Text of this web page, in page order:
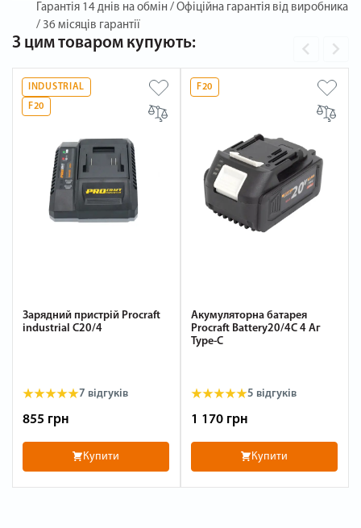
Гарантія 14 днів на обмін / Офіційна гарантія від виробника
/ 36 місяців гарантії
З цим товаром купують:
INDUSTRIAL
F20
Зарядний пристрій Procraft
industrial C20/4
7 відгуків
855 грн
Купити
F20
Акумуляторна батарея
Procraft Battery20/4С 4 Аг
Type-C
5 відгуків
1 170 грн
Купити